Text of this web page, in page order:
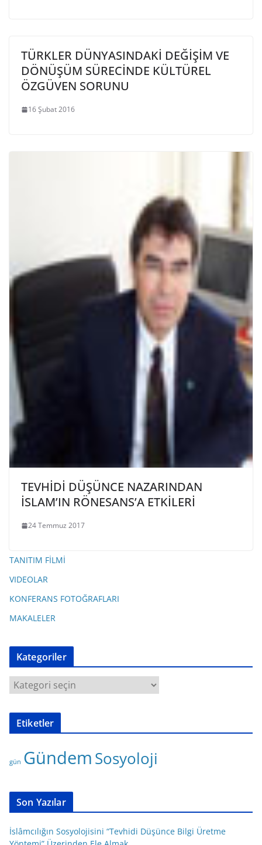
TÜRKLER DÜNYASINDAKİ DEĞİŞİM VE
DÖNÜŞÜM SÜRECİNDE KÜLTÜREL
ÖZGÜVEN SORUNU
16 Şubat 2016
TEVHİDİ DÜŞÜNCE NAZARINDAN
İSLAM’IN RÖNESANS’A ETKİLERİ
24 Temmuz 2017
TANITIM FİLMİ
VIDEOLAR
KONFERANS FOTOĞRAFLARI
MAKALELER
Kategoriler
t
e
r
Etiketler
gün GündemSosyoloji
Son Yazılar
İslâmcılığın Sosyolojisini “Tevhidi Düşünce Bilgi Üretme